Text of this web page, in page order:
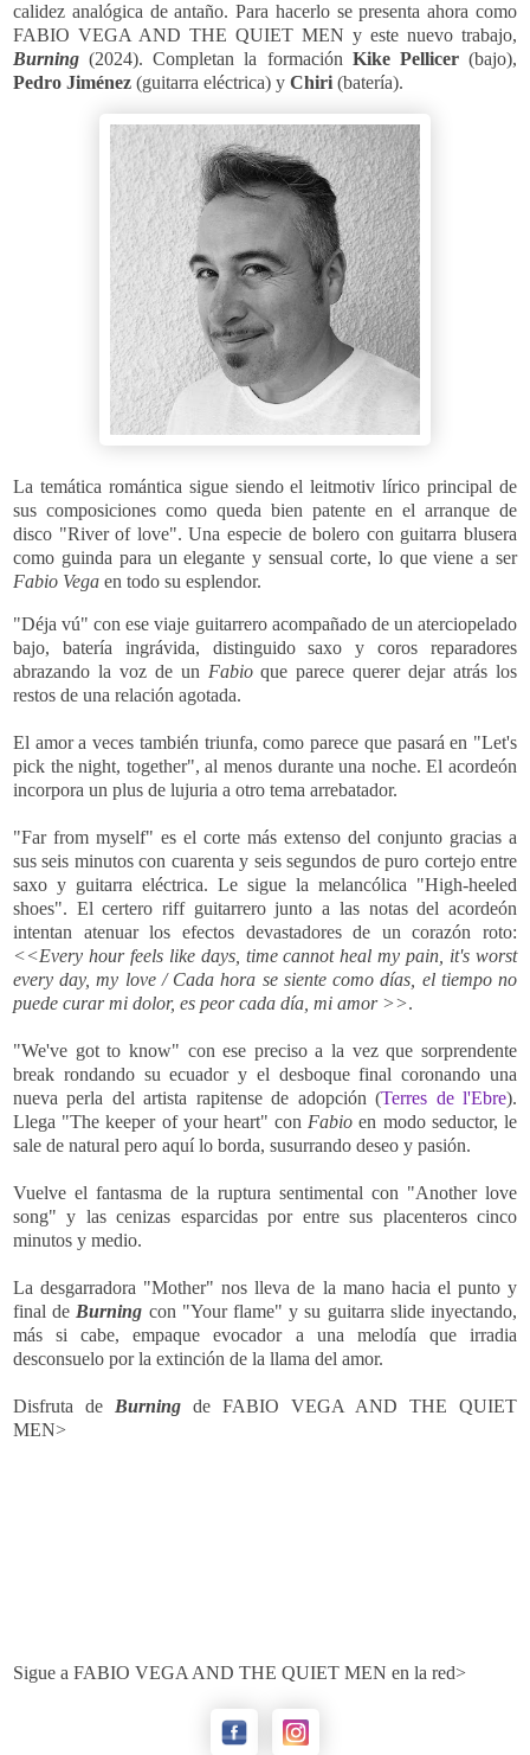
calidez analógica de antaño. Para hacerlo se presenta ahora como
FABIO VEGA AND THE QUIET MEN y este nuevo trabajo,
Burning (2024). Completan la formación Kike Pellicer(bajo),
Pedro Jiménez (guitarra eléctrica) y Chiri (batería).
La temática romántica sigue siendo el leitmotiv lírico principal de
sus composiciones como queda bien patente en el arranque de
disco "River of love". Una especie de bolero con guitarra blusera
como guinda para un elegante y sensual corte, lo que viene a ser
Fabio Vega en todo su esplendor.
"Déja vú" con ese viaje guitarrero acompañado de un aterciopelado
bajo, batería ingrávida, distinguido saxo y coros reparadores
abrazando la voz de un Fabioque parece querer dejar atrás los
restos de una relación agotada.
El amor a veces también triunfa, como parece que pasará en "Let's
pick the night, together", al menos durante una noche. El acordeón
incorpora un plus de lujuria a otro tema arrebatador.
"Far from myself" es el corte más extenso del conjunto gracias a
sus seis minutos con cuarenta y seis segundos de puro cortejo entre
saxo y guitarra eléctrica. Le sigue la melancólica "High-heeled
shoes". El certero riff guitarrero junto a las notas del acordeón
intentan atenuar los efectos devastadores de un corazón roto:
<<Every hour feels like days, time cannot heal my pain, it's worst
every day, my love / Cada hora se siente como días, el tiempo no
puede curar mi dolor, es peor cada día, mi amor >>.
"We've got to know" con ese preciso a la vez que sorprendente
break rondando su ecuador y el desboque final coronando una
nueva perla del artista rapitense de adopción (Terres de l'Ebre).
Llega "The keeper of your heart" con Fabio en modo seductor, le
sale de natural pero aquí lo borda, susurrando deseo y pasión.
Vuelve el fantasma de la ruptura sentimental con "Another love
song" y las cenizas esparcidas por entre sus placenteros cinco
minutos y medio.
La desgarradora "Mother" nos lleva de la mano hacia el punto y
final de Burning con "Your flame" y su guitarra slide inyectando,
más si cabe, empaque evocador a una melodía que irradia
desconsuelo por la extinción de la llama del amor.
Disfruta de Burning de FABIO VEGA AND THE QUIET
MEN>
Sigue a FABIO VEGA AND THE QUIET MEN en la red>